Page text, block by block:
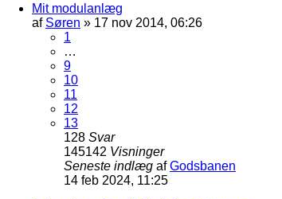
Mit modulanlæg
af Søren » 17 nov 2014, 06:26
1
…
9
10
11
12
13
128 Svar
145142 Visninger
Seneste indlæg afGodsbanen
14 feb 2024, 11:25